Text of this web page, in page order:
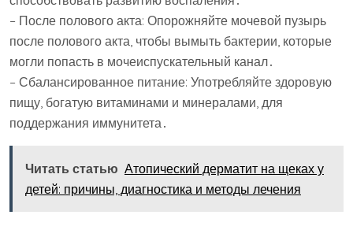
– После полового акта: Опорожняйте мочевой пузырь
после полового акта, чтобы вымыть бактерии, которые
могли попасть в мочеиспускательный канал․
– Сбалансированное питание: Употребляйте здоровую
пищу, богатую витаминами и минералами, для
поддержания иммунитета․
Читать статью Атопический дерматит на щеках у
детей: причины, диагностика и методы лечения